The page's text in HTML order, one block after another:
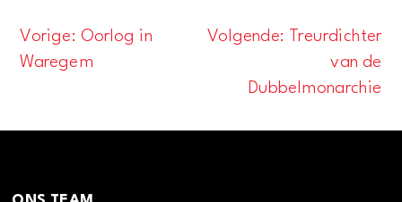
Bericht
Vorige: Oorlog in
Waregem
Volgende: Treurdichter
van de
Dubbelmonarchie